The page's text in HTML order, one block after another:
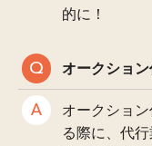
的に！
オークショ
オークショ
る際に、代